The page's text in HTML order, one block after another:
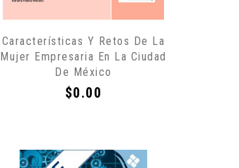
Características Y Retos De La
Mujer Empresaria En La Ciudad
De México
Precio
$0.00